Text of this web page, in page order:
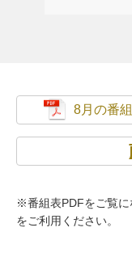
8月の番
※番組表PDFをご覧
をご利用ください。